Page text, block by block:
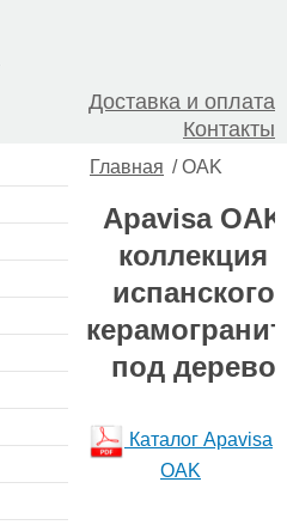
Доставка и оплата
Контакты
Главная /OAK
Apavisa OAK
коллекция
испанского
под дерево
Каталог Apavisa
OAK